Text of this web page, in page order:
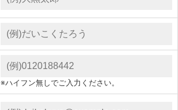
※ハイフン無しでご入力ください。